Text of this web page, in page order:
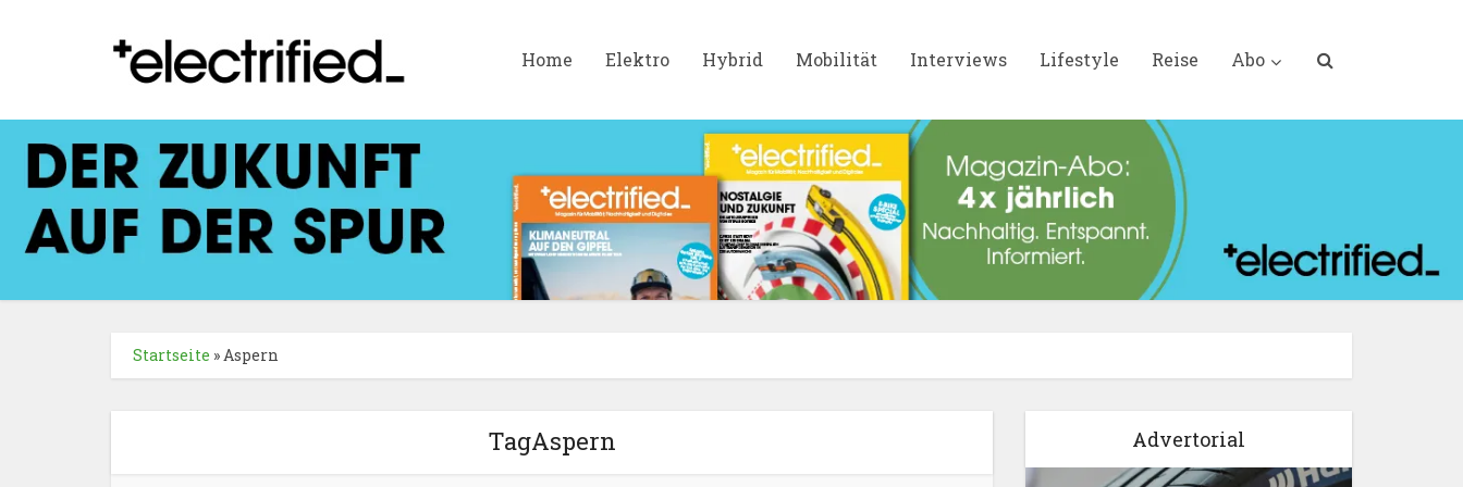
Home Elektro Hybrid Mobilität Interviews Lifestyle Reise Abo
Startseite »Aspern
TagAspern Advertorial